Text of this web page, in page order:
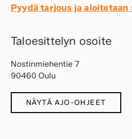
Pyydä tarjous ja
Taloesittelyn osoite
Nostinmiehentie 7
90460 Oulu
NÄYTÄ AJO-OHJEET